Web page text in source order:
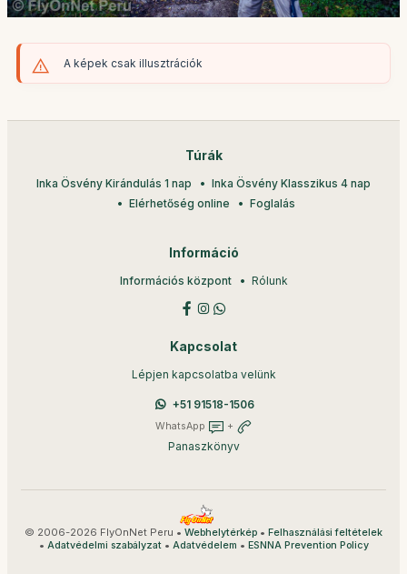
A képek csak illusztrációk
Túrák
Inka Ösvény Kirándulás 1 nap
Inka Ösvény Klasszikus 4 nap
Elérhetőség online
Foglalás
Információ
Információs központ Rólunk
Kapcsolat
Lépjen kapcsolatba velünk
+51 91518-1506
WhatsApp +
Panaszkönyv
© 2006-2026 FlyOnNet Peru • Webhelytérkép • Felhasználási feltételek
• Adatvédelmi szabályzat• Adatvédelem • ESNNA Prevention Policy